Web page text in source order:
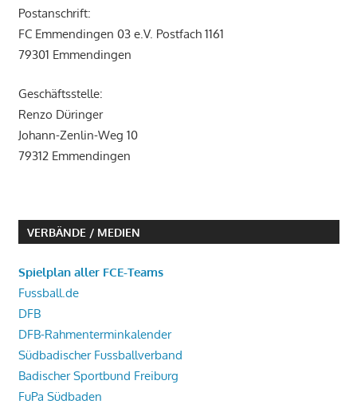
Postanschrift:
FC Emmendingen 03 e.V. Postfach 1161
79301 Emmendingen
Geschäftsstelle:
Renzo Düringer
Johann-Zenlin-Weg 10
79312 Emmendingen
VERBÄNDE / MEDIEN
Spielplan aller FCE-Teams
Fussball.de
DFB
DFB-Rahmenterminkalender
Südbadischer Fussballverband
Badischer Sportbund Freiburg
FuPa Südbaden